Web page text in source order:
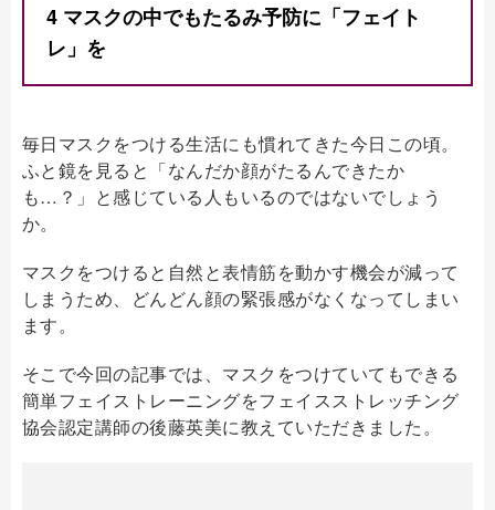
4 マスクの中でもたるみ予防に「フェイト
レ」を
毎日マスクをつける生活にも慣れてきた今日この頃。
ふと鏡を見ると「なんだか顔がたるんできたか
も…？」と感じている人もいるのではないでしょう
か。
マスクをつけると自然と表情筋を動かす機会が減って
しまうため、どんどん顔の緊張感がなくなってしまい
ます。
そこで今回の記事では、マスクをつけていてもできる
簡単フェイストレーニングをフェイスストレッチング
協会認定講師の後藤英美に教えていただきました。